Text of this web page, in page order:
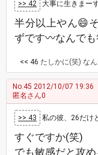
>> 42 大事に生きまーす(^o^)笑 ピ
半分以上やん😄
ずです〰なんで
<< 46 たしかに(笑) なん
No.45 2012/10/07 19:36
匿名さん0
>> 43 私の彼、26だけど一回イッたらすぐ萎
すぐですか(笑)
でも敏感だと攻